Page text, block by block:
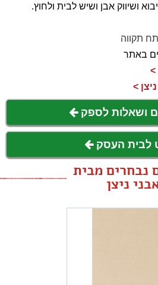
ושיווק אבן ושיש לבית ולחוץ.
תקווה
באתר
>
>
ושאלות לספק
לבית העסק
נבחרים מבית
ניצן